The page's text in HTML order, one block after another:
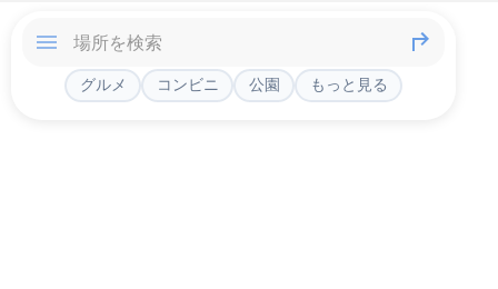
グルメ コンビニ 公園 もっと見る